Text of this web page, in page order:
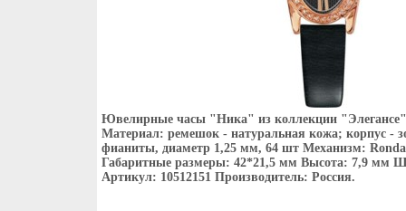
Ювелирные часы "Ника" из коллекции "Элегансе"
Материал: ремешок - натуральная кожа; корпус -
фианиты, диаметр 1,25 мм, 64 шт Механизм:
Габаритные размеры: 42*21,5 мм Высота: 7,9 мм
Артикул: 10512151 Производитель: Россия.